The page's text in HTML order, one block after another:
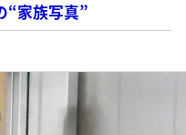
“家族写真”